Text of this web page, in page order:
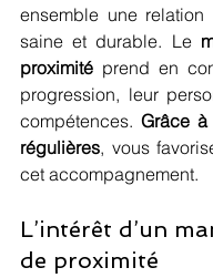
ensemble une relation
saine et durable. Le
proximité prend en
progression, leur
compétences. Grâce à
régulières, vous
cet accompagnement.
L’intérêt d’un
de proximité